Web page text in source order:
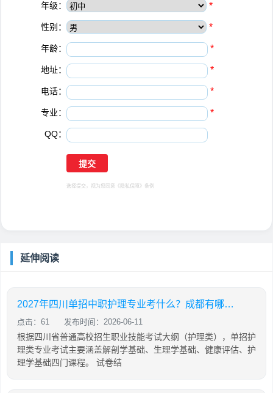
年级： *
性别： *
年龄： *
地址： *
电话： *
专业： *
QQ：
选择提交，视为您同意 《隐私保障》 条例
延伸阅读
2027年四川单招中职护理专业考什么？成都有哪些单招机构提供护理专业培训？
点击：61 发布时间：2026-06-11
根据四川省普通高校招生职业技能考试大纲（护理类），单招护
理类专业考试主要涵盖解剖学基础、生理学基础、健康评估、护
理学基础四门课程。 试卷结